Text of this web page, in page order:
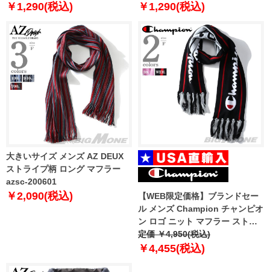
￥1,290(税込) ￥1,290(税込)
大きいサイズ メンズ AZ DEUX
ストライプ柄 ロング マフラー
azsc-200601
￥2,090(税込)
【WEB限定価格】ブランドセー
ル メンズ Champion チャンピオ
ン ロゴ ニット マフラー ストー
ル USA直輸入 h0723a
定価 ￥4,950(税込)
￥4,455(税込)